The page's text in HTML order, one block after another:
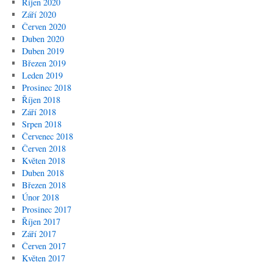
Září 2020
Červen 2020
Duben 2020
Duben 2019
Březen 2019
Leden 2019
Prosinec 2018
Říjen 2018
Září 2018
Srpen 2018
Červenec 2018
Červen 2018
Květen 2018
Duben 2018
Březen 2018
Únor 2018
Prosinec 2017
Říjen 2017
Září 2017
Červen 2017
Květen 2017